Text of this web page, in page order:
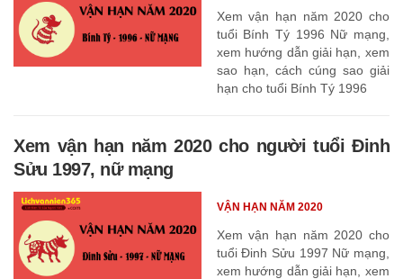
Xem vận hạn năm 2020 cho
tuổi Bính Tý 1996 Nữ mạng,
xem hướng dẫn giải hạn, xem
sao hạn, cách cúng sao giải
hạn cho tuổi Bính Tý 1996
Xem vận hạn năm 2020 cho người tuổi Đinh
Sửu 1997, nữ mạng
Xem vận hạn năm 2020 cho
tuổi Đinh Sửu 1997 Nữ mạng,
xem hướng dẫn giải hạn, xem
VẬN HẠN NĂM 2020